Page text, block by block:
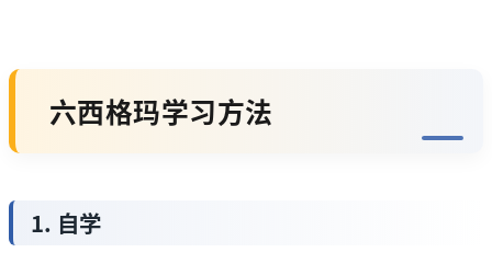
六西格玛学习方法
1. 自学